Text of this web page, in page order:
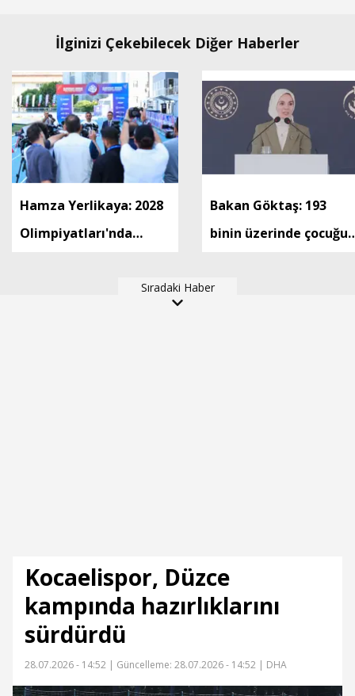
İlginizi Çekebilecek Diğer Haberler
Hamza Yerlikaya: 2028
Olimpiyatları'nda
büyük başarılar elde
Bakan Göktaş: 193
binin üzerinde çocuğu
ediyoruz
Sıradaki Haber
Kocaelispor, Düzce
kampında hazırlıklarını
sürdürdü
28.07.2026 - 14:52 | Güncelleme: 28.07.2026 - 14:52 | DHA